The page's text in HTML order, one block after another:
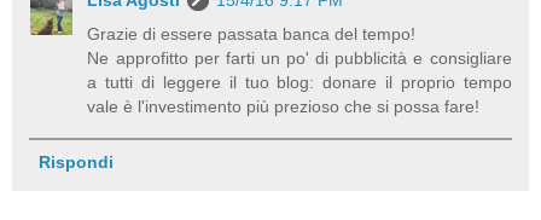
Grazie di essere passata banca del tempo!
Ne approfitto per farti un po' di pubblicità e consigliare
a tutti di leggere il tuo blog: donare il proprio tempo
vale è l'investimento più prezioso che si possa fare!
Rispondi